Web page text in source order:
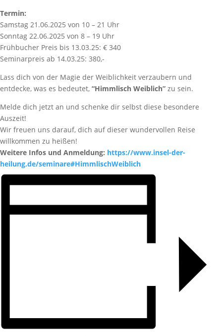
Termin:
Samstag 21.06.2025 von 10 – 21 Uhr
Sonntag 22.06.2025 von 8 – 19 Uhr
Frühbucher Preis bis 13.03.25: € 340
Seminarpreis ab 14.03.25: 380,-
Lass dich von der Magie der Weiblichkeit verzaubern und
entdecke, was es bedeutet, “Himmlisch Weiblich” zu sein.
Melde dich jetzt an und schenke dir selbst diese besondere
Auszeit!
Wir freuen uns darauf, dich auf dieser wundervollen Reise
willkommen zu heißen!
Weitere Infos und Anmeldung: https://www.insel-der-
heilung.de/seminare#HimmlischWeiblich